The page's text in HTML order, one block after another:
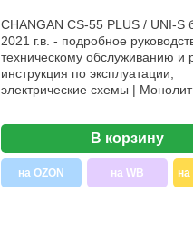
CHANGAN CS-55 PLUS / UNI-S
2021 г.в. - подробное
техническому обслуживанию и
инструкция по эксплуатации,
электрические схемы | Монолит
В корзину
на OZON на WB на